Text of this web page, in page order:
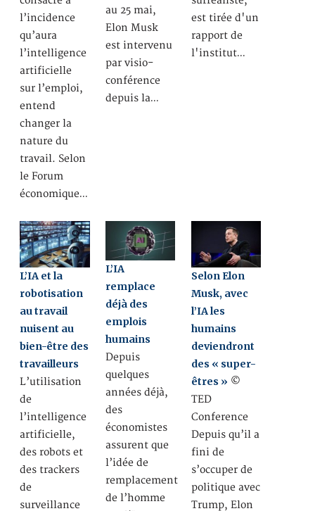
l’incidence
qu’aura
l’intelligence
artificielle
sur l’emploi,
entend
changer la
nature du
travail. Selon
le Forum
économique…
au 25 mai,
Elon Musk
est intervenu
par visio-
conférence
depuis la…
est tirée d'un
rapport de
l'institut…
L’IA et la
robotisation
au travail
nuisent au
bien-être des
travailleurs
L’utilisation
de
l’intelligence
artificielle,
des robots et
des trackers
de
surveillance
L’IA
remplace
déjà des
emplois
humains
Depuis
quelques
années déjà,
des
économistes
assurent que
l’idée de
remplacement
de l’homme
Selon Elon
Musk, avec
l’IA les
humains
deviendront
des « super-
êtres » ©
TED
Conference
Depuis qu’il a
fini de
s’occuper de
politique avec
Trump, Elon